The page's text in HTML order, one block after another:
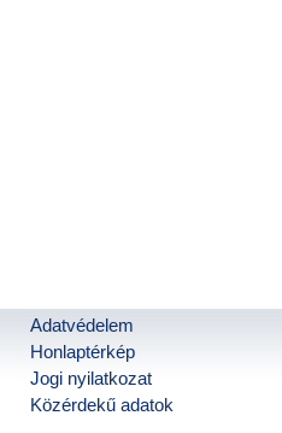
Adatvédelem
Honlaptérkép
Jogi nyilatkozat
Közérdekű adatok